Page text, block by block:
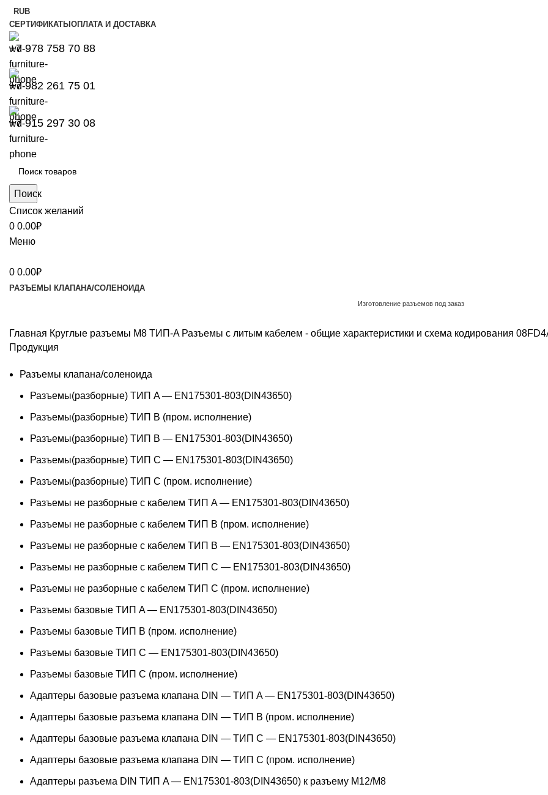
RUB
СЕРТИФИКАТЫОПЛАТА И ДОСТАВКА
+7 978 758 70 88
+7 982 261 75 01
+7 915 297 30 08
Поиск
Список желаний
0 0.00₽
Меню
0 0.00₽
РАЗЪЕМЫ КЛАПАНА/СОЛЕНОИДА
Изготовление разъемов под заказ
Главная Круглые разъемы M8 ТИП-A Разъемы с литым кабелем - общие характеристики и схема кодирования
Продукция
Разъемы клапана/соленоида
Разъемы(разборные) ТИП A — EN175301-803(DIN43650)
Разъемы(разборные) ТИП В (пром. исполнение)
Разъемы(разборные) ТИП B — EN175301-803(DIN43650)
Разъемы(разборные) ТИП C — EN175301-803(DIN43650)
Разъемы(разборные) ТИП С (пром. исполнение)
Разъемы не разборные с кабелем ТИП A — EN175301-803(DIN43650)
Разъемы не разборные с кабелем ТИП B (пром. исполнение)
Разъемы не разборные с кабелем ТИП B — EN175301-803(DIN43650)
Разъемы не разборные с кабелем ТИП C — EN175301-803(DIN43650)
Разъемы не разборные с кабелем ТИП C (пром. исполнение)
Разъемы базовые ТИП A — EN175301-803(DIN43650)
Разъемы базовые ТИП В (пром. исполнение)
Разъемы базовые ТИП C — EN175301-803(DIN43650)
Разъемы базовые ТИП C (пром. исполнение)
Адаптеры базовые разъема клапана DIN — ТИП A — EN175301-803(DIN43650)
Адаптеры базовые разъема клапана DIN — ТИП B (пром. исполнение)
Адаптеры базовые разъема клапана DIN — ТИП C — EN175301-803(DIN43650)
Адаптеры базовые разъема клапана DIN — ТИП C (пром. исполнение)
Адаптеры разъема DIN ТИП A — EN175301-803(DIN43650) к разъему M12/M8